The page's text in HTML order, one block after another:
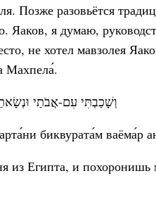
Позже разовьётся
Яаков, я думаю,
не хотел мавзолея
Махпела́.
וְשָׁכַבְתִּי עִם-אֲבֹתַי
биквурата́м ваёма́р
из Египта, и похоронишь